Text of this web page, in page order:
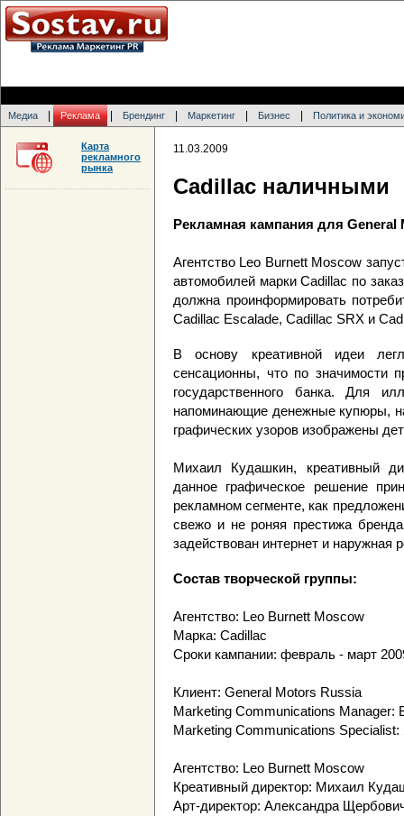
Медиа Реклама Брендинг Маркетинг Бизнес Политика и
11.03.2009
Cadillac наличными
Рекламная кампания для General
Агентство Leo Burnett Moscow
автомобилей марки Cadillac по
должна проинформировать
Cadillac Escalade, Cadillac SRX и
В основу креативной идеи
сенсационны, что по значимости
государственного банка. Для
напоминающие денежные купюры,
графических узоров изображены
Михаил Кудашкин, креативный
данное графическое решение
рекламном сегменте, как
свежо и не роняя престижа
задействован интернет и наружная
Состав творческой группы:
Агентство: Leo Burnett Moscow
Марка: Cadillac
Сроки кампании: февраль - март
Клиент: General Motors Russia
Marketing Communications Manager:
Marketing Communications
Агентство: Leo Burnett Moscow
Креативный директор: Михаил
Арт-директор: Александра
Карта
рекламного
рынка